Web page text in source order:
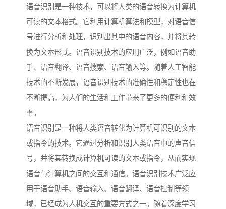
语音识别是一种技术，可以将人类的语音转换为计算机
可读的文本格式。它利用计算机算法和模型，对语音信
号进行分析和处理，识别出其中的语音内容，并将其转
换为文本形式。语音识别技术的应用广泛，例如语音助
手、语音翻译、语音搜索、语音输入等。随着人工智能
技术的不断发展，语音识别技术的准确性和稳定性也在
不断提高，为人们的生活和工作带来了更多的便利和效
率。
语音识别是一种将人类语音转化为计算机可识别的文本
或指令的技术。它通过分析和识别人类语音中的声音信
号，并将其转换成计算机可读的文本或指令，从而实现
语音与计算机之间的交互和通信。语音识别技术广泛应
用于语音助手、语音输入、语音翻译、语音控制等领
域，已经成为人机交互的重要方式之一。随着深度学习